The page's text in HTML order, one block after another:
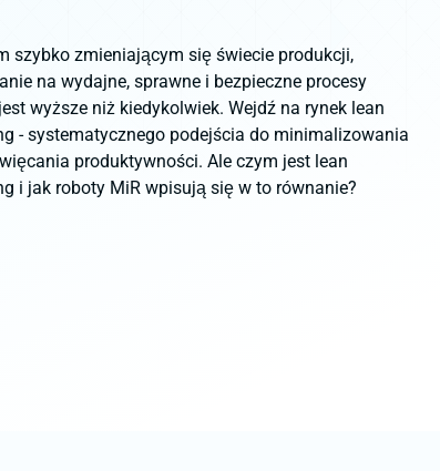
szybko zmieniającym się świecie produkcji,
na wydajne, sprawne i bezpieczne procesy
wyższe niż kiedykolwiek. Wejdź na rynek lean
- systematycznego podejścia do minimalizowania
produktywności. Ale czym jest lean
i jak roboty MiR wpisują się w to równanie?